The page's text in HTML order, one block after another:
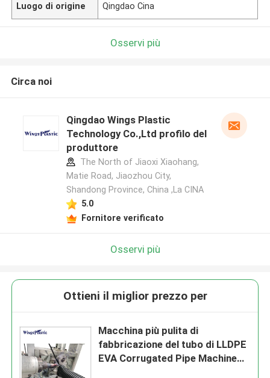
Luogo di origine Qingdao Cina
Osservi più
Circa noi
Qingdao Wings Plastic
Technology Co.,Ltd profilo del
produttore
The North of Jiaoxi Xiaohang,
Matie Road, Jiaozhou City,
Shandong Province, China ,La CINA
5.0
Fornitore verificato
Osservi più
Ottieni il miglior prezzo per
Macchina più pulita di
fabbricazione del tubo di LLDPE
EVA Corrugated Pipe Machine